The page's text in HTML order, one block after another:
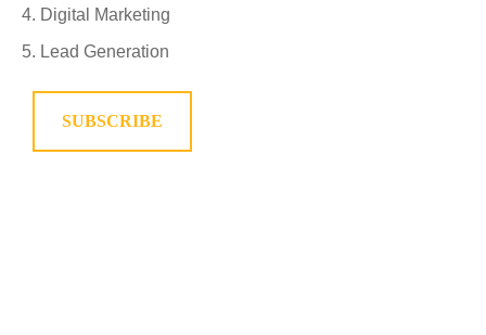
Digital Marketing
Lead Generation
SUBSCRIBE